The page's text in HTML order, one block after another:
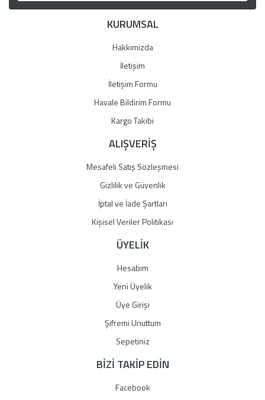
Ürün bilgilerinde hatalar bulunuyor.
Ürün fiyatı diğer sitelerden daha pahalı.
Gönder
KURUMSAL
Hakkımızda
İletişim
İletişim Formu
Havale Bildirim Formu
Kargo Takibi
ALIŞVERİŞ
Mesafeli Satış Sözleşmesi
Gizlilik ve Güvenlik
İptal ve İade Şartları
Kişisel Veriler Politikası
ÜYELİK
Hesabım
Yeni Üyelik
Üye Girişi
Şifremi Unuttum
Sepetiniz
BİZİ TAKİP EDİN
Facebook